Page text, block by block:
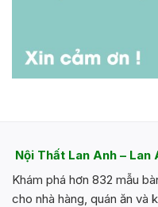
Nội Thất Lan Anh – Lan
Khám phá hơn 832 mẫu
cho nhà hàng, quán ăn và